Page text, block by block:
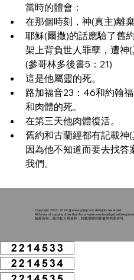
當時的體會：
在那個時刻，神(真主)離棄
耶穌(爾撒)的話應驗了舊
架上背負世人罪孽，遭神(
(參哥林多後書5：21)
這是他屬靈的死。
路加福音23：46和約翰
和肉體的死。
在第三天他肉體復活。
舊約和古蘭經都有記載神
因為他不知道而要去找答
我們。
Copyright 2002-2024 @www.ysljdj.com. All rights reserved.
All forms of copying other than for private use should get written
版权所有，除作私人用途外，转载需得到作者的书面许可。